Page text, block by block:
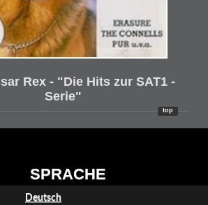
Rex - "Die Hits zur SAT1 -
Serie"
top
SPRACHE
Deutsch